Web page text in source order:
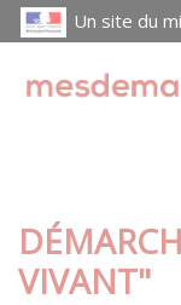
Un site du
VIVANT"